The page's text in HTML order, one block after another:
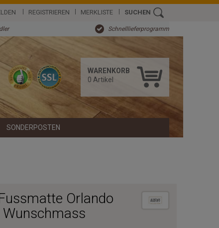
REGISTRIEREN MERKLISTE SUCHEN
Schnelllieferprogramm
WARENKORB
0 Artikel
SONDERPOSTEN
Orlando